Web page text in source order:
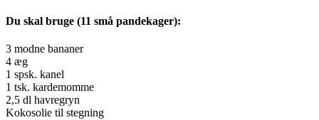
Du skal bruge (11 små pandekager):
3 modne bananer
4 æg
1 spsk. kanel
1 tsk. kardemomme
2,5 dl havregryn
Kokosolie til stegning